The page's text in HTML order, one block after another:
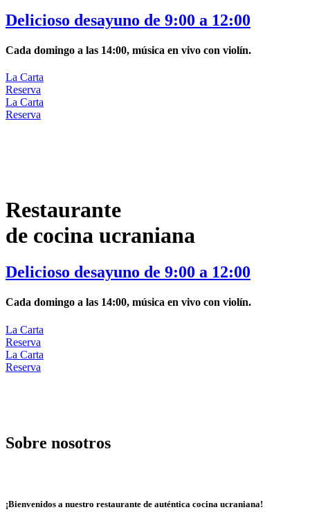
Delicioso desayuno de 9:00 a 12:00
Cada domingo a las 14:00, música en vivo con violín.
La Carta
Reserva
La Carta
Reserva
Restaurante
de cocina ucraniana
Delicioso desayuno de 9:00 a 12:00
Cada domingo a las 14:00, música en vivo con violín.
La Carta
Reserva
La Carta
Reserva
Sobre nosotros
¡Bienvenidos a nuestro restaurante de auténtica cocina ucraniana!